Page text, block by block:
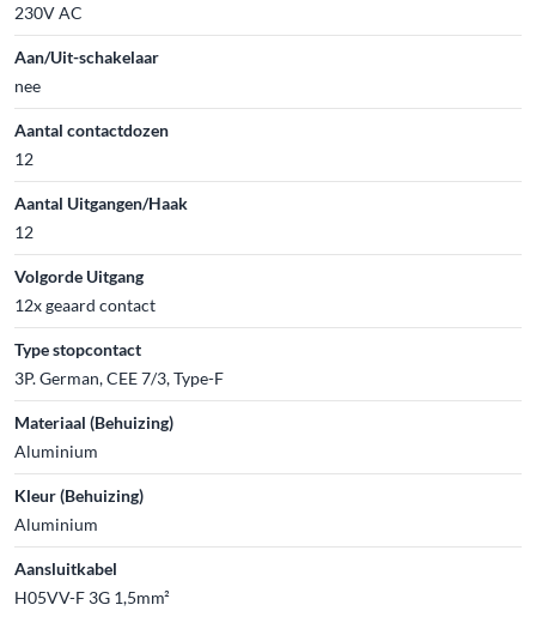
230V AC
Aan/Uit-schakelaar
nee
Aantal contactdozen
12
Aantal Uitgangen/Haak
12
Volgorde Uitgang
12x geaard contact
Type stopcontact
3P. German, CEE 7/3, Type-F
Materiaal (Behuizing)
Aluminium
Kleur (Behuizing)
Aluminium
Aansluitkabel
H05VV-F 3G 1,5mm²